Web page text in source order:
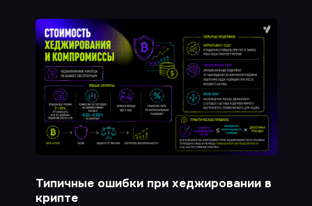
Типичные ошибки при хеджировании в
крипте